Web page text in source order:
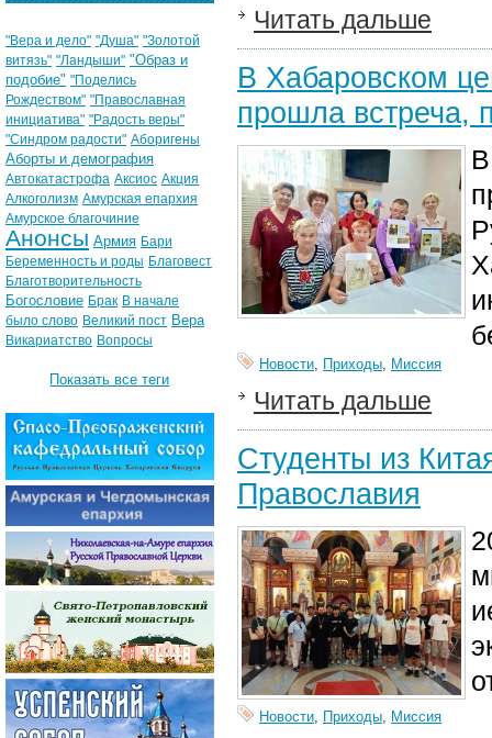
Читать дальше
В Хабаровском
прошла встреча,
Новости, Приходы, Миссия
Читать дальше
Студенты из
Православия
Новости, Приходы, Миссия
"Вера и дело" "Душа" "Золотой
витязь" "Ландыши" "Образ и
подобие" "Поделись
Рождеством" "Православная
инициатива" "Радость веры"
"Синдром радости" Аборигены
Аборты и демография
Автокатастрофа Аксиос Акция
Алкоголизм Амурская епархия
Амурское благочиние
Анонсы Армия Бари
Беременность и роды Благовест
Благотворительность
Богословие Брак В начале
было слово Великий пост Вера
Викариатство Вопросы
Показать все теги